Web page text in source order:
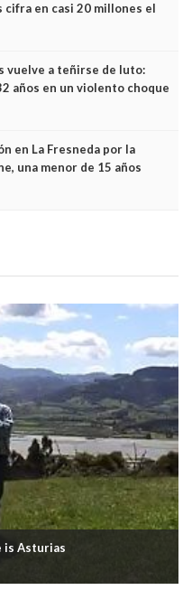
cifra en casi 20 millones el
que no cabían por los
vuelve a teñirse de luto:
años en un violento choque
en La Fresneda por la
una menor de 15 años
is Asturias